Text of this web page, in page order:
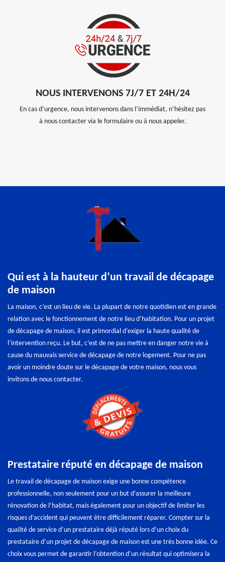
NOUS INTERVENONS 7J/7 ET 24H/24
En cas d’urgence, nous intervenons dans l’immédiat, n’hésitez pas
à nous contacter via le formulaire ou à nous appeler.
Qui est à la hauteur d’un travail de décapage
de maison
La maison, c’est un lieu de vie. La plupart de notre quotidien est en grande
relation avec le fonctionnement de notre lieu d’habitation. Pour un projet
de décapage de maison, il est primordial d’exiger la haute qualité de
l’intervention reçu. Le but, c’est de ne pas mettre en danger notre vie à
cause du mauvais service de décapage de notre logement. Pour ne pas
avoir un moindre doute sur le décapage de votre maison, nous vous
invitons de nous contacter.
Prestataire réputé en décapage de maison
Le travail de décapage de maison exige une bonne compétence
professionnelle, non seulement pour un but d’assurer la meilleure
rénovation de l’habitat, mais également pour un objectif de limiter les
risques d’accident qui peuvent être difficilement réparer. Compter sur la
qualité de service d’un prestataire déjà réputé lors d’un choix du
prestataire d’un projet de décapage de maison est une très bonne idée. Ce
choix vous permet de garantir l’obtention d’un résultat qui optimisera la